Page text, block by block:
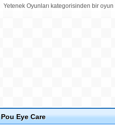
Yetenek Oyunları kategorisinden bir
Pou Eye Care